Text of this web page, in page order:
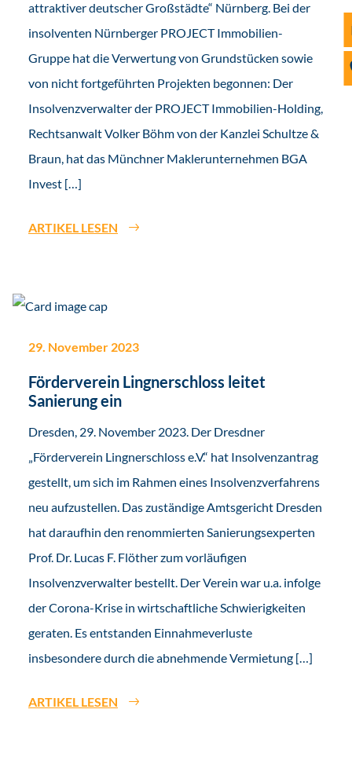
attraktiver deutscher Großstädte“ Nürnberg. Bei der
insolventen Nürnberger PROJECT Immobilien-
Gruppe hat die Verwertung von Grundstücken sowie
von nicht fortgeführten Projekten begonnen: Der
Insolvenzverwalter der PROJECT Immobilien-Holding,
Rechtsanwalt Volker Böhm von der Kanzlei Schultze &
Braun, hat das Münchner Maklerunternehmen BGA
Invest […]
ARTIKEL LESEN
29. November 2023
Förderverein Lingnerschloss leitet
Sanierung ein
Dresden, 29. November 2023. Der Dresdner
„Förderverein Lingnerschloss e.V.“ hat Insolvenzantrag
gestellt, um sich im Rahmen eines Insolvenzverfahrens
neu aufzustellen. Das zuständige Amtsgericht Dresden
hat daraufhin den renommierten Sanierungsexperten
Prof. Dr. Lucas F. Flöther zum vorläufigen
Insolvenzverwalter bestellt. Der Verein war u.a. infolge
der Corona-Krise in wirtschaftliche Schwierigkeiten
geraten. Es entstanden Einnahmeverluste
insbesondere durch die abnehmende Vermietung […]
ARTIKEL LESEN